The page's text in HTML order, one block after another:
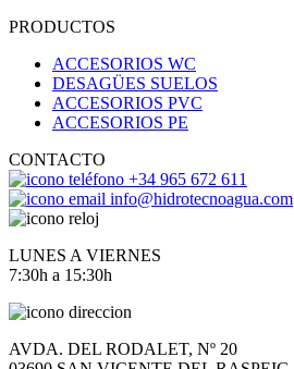
PRODUCTOS
ACCESORIOS WC
DESAGÜES SUELOS
ACCESORIOS PVC
ACCESORIOS PE
CONTACTO
+34 965 672 611
info@hidrotecnoagua.com
LUNES A VIERNES
7:30h a 15:30h
AVDA. DEL RODALET, Nº 20